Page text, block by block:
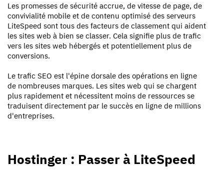
Les promesses de sécurité accrue, de vitesse de page, de
convivialité mobile et de contenu optimisé des serveurs
LiteSpeed sont tous des facteurs de classement qui aident
les sites web à bien se classer. Cela signifie plus de trafic
vers les sites web hébergés et potentiellement plus de
conversions.
Le trafic SEO est l'épine dorsale des opérations en ligne
de nombreuses marques. Les sites web qui se chargent
plus rapidement et nécessitent moins de ressources se
traduisent directement par le succès en ligne de millions
d'entreprises.
Hostinger : Passer à LiteSpeed